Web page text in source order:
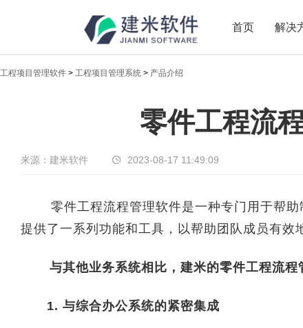
首页 解决
新闻中心
传递实时热点，共享商业价值
工程项目管理软件 > 工程项目管理系统 > 产品介绍
零件工程流
来源：建米软件 2023-08-17 11:49:09
零件工程流程管理软件是一种专门用于帮助
提供了一系列功能和工具，以帮助团队成员有效
与其他业务系统相比，建米的零件工程流程
1. 与综合办公系统的紧密集成